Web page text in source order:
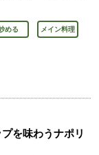
める メイン料理
を味わうナポリ